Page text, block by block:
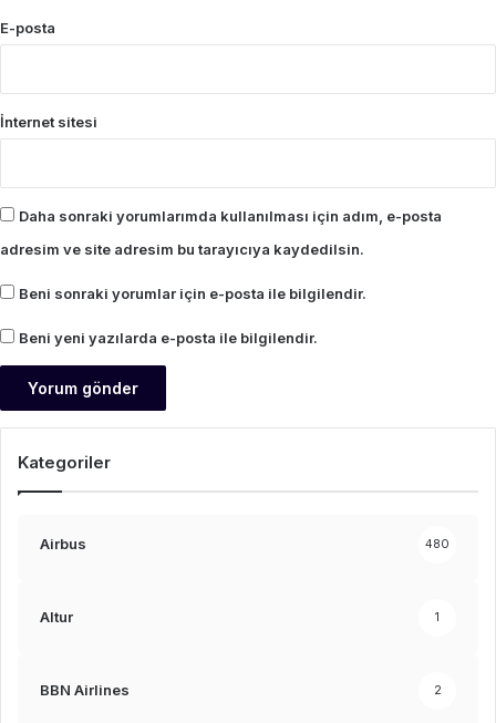
E-posta
İnternet sitesi
Daha sonraki yorumlarımda kullanılması için adım, e-posta
adresim ve site adresim bu tarayıcıya kaydedilsin.
Beni sonraki yorumlar için e-posta ile bilgilendir.
Beni yeni yazılarda e-posta ile bilgilendir.
Kategoriler
Airbus 480
Altur 1
BBN Airlines 2